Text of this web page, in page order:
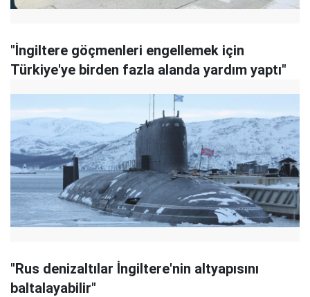
"İngiltere göçmenleri engellemek için
Türkiye'ye birden fazla alanda yardım yaptı"
"Rus denizaltılar İngiltere'nin altyapısını
baltalayabilir"